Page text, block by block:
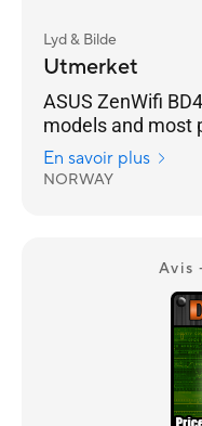
Lyd & Bilde
Utmerket
ASUS ZenWifi
models and most
the difference
En savoir plus
NORWAY
Avis